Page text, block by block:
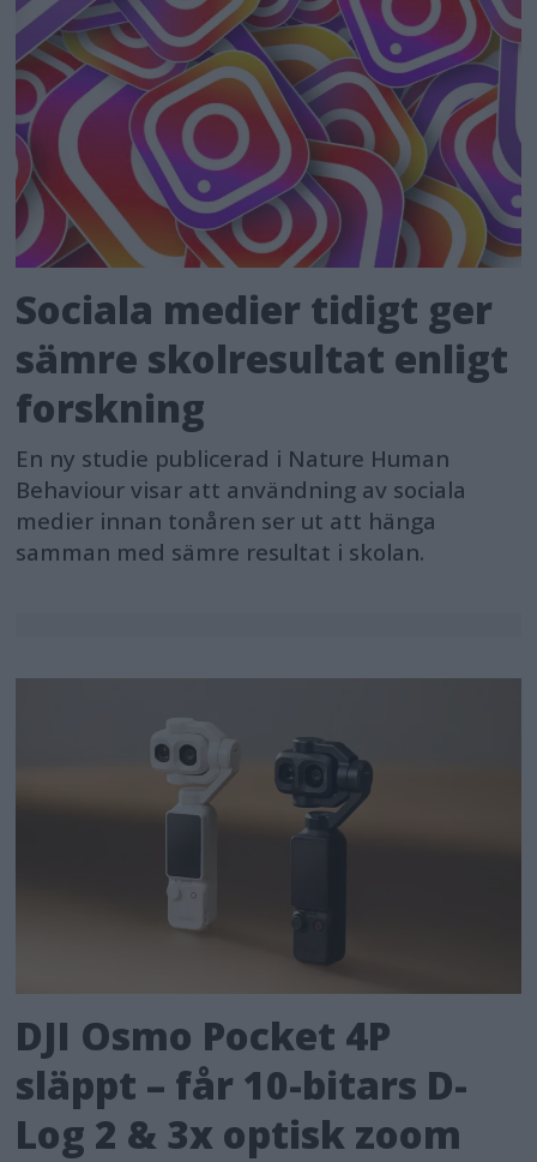
Sociala medier tidigt ger
sämre skolresultat enligt
forskning
En ny studie publicerad i Nature Human
Behaviour visar att användning av sociala
medier innan tonåren ser ut att hänga
samman med sämre resultat i skolan.
DJI Osmo Pocket 4P
släppt – får 10-bitars D-
Log 2 & 3x optisk zoom